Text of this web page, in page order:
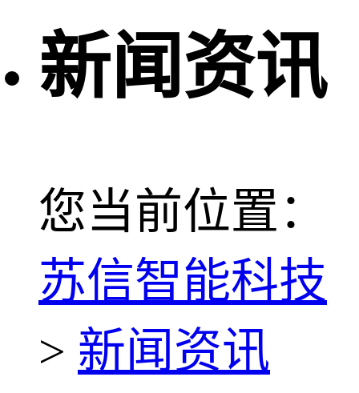
新闻资讯
您当前位置：
苏信智能科技
> 新闻资讯